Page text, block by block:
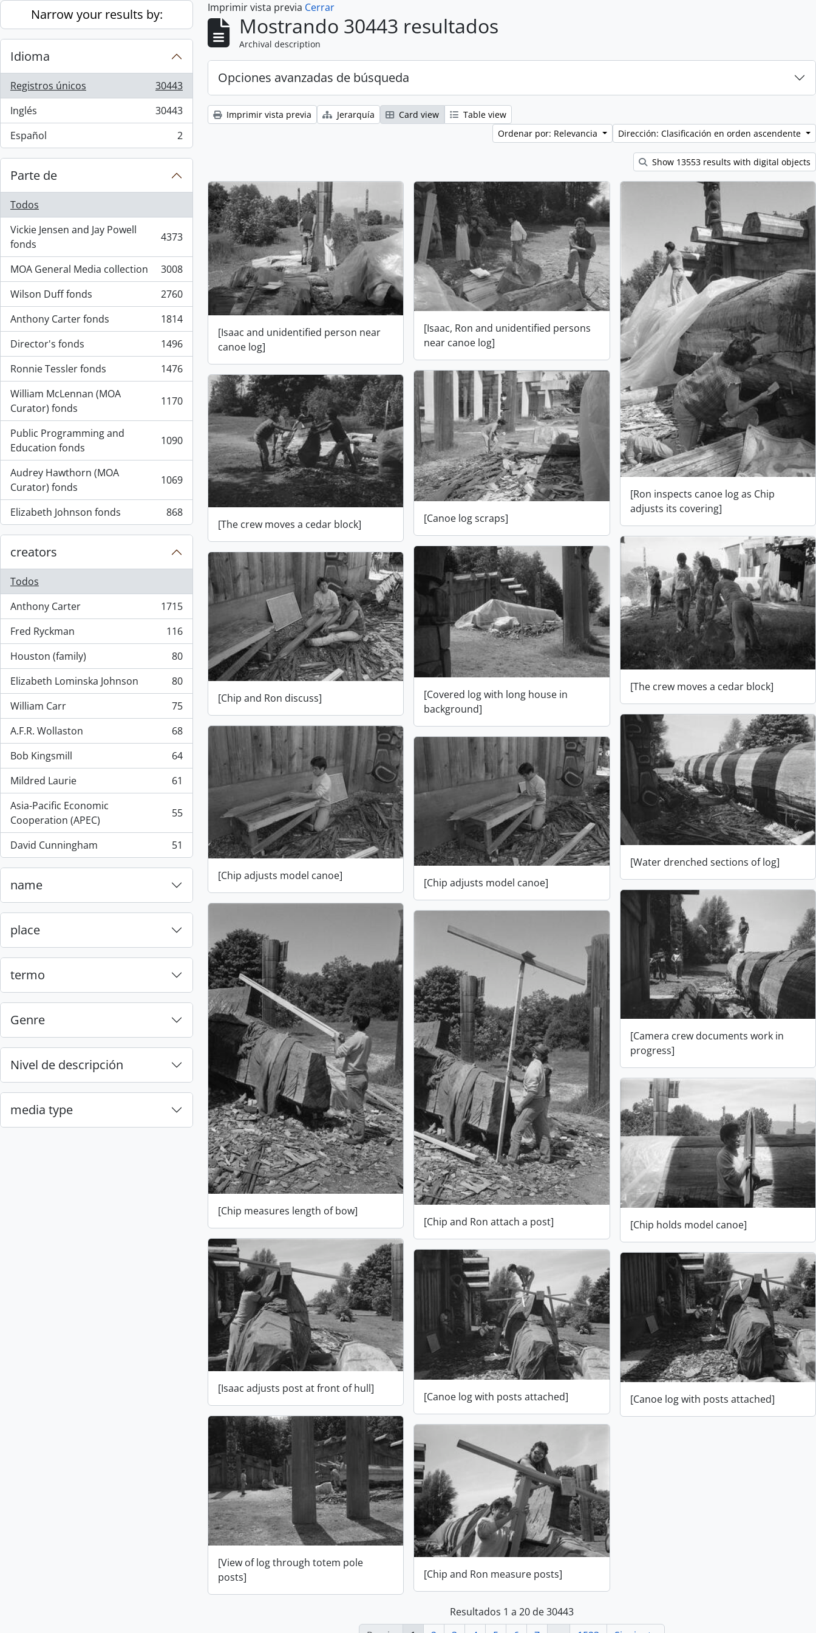
Skip to main content
Narrow your results by:
Idioma
Registros únicos
, 30443 resultados
30443
Inglés
, 30443 resultados
30443
Español
, 2 resultados 2
Parte de
Todos
Vickie Jensen and Jay Powell
fonds
, 4373 resultados 4373
MOA General Media collection
, 3008 resultados
3008
Wilson Duff fonds
, 2760 resultados
2760
Anthony Carter fonds
, 1814 resultados
1814
Director's fonds
, 1496 resultados
1496
Ronnie Tessler fonds
, 1476 resultados
1476
William McLennan (MOA
Curator) fonds
, 1170 resultados 1170
Public Programming and
Education fonds
, 1090 resultados 1090
Audrey Hawthorn (MOA
Curator) fonds
, 1069 resultados 1069
Elizabeth Johnson fonds
, 868 resultados 868
creators
Todos
Anthony Carter
, 1715 resultados
1715
Fred Ryckman
, 116 resultados
116
Houston (family)
, 80 resultados
80
Elizabeth Lominska Johnson
, 80 resultados
80
William Carr
, 75 resultados
75
A.F.R. Wollaston
, 68 resultados
68
Bob Kingsmill
, 64 resultados
64
Mildred Laurie
, 61 resultados
61
Asia-Pacific Economic
Cooperation (APEC)
, 55 resultados 55
David Cunningham
, 51 resultados 51
name
place
termo
Genre
Nivel de descripción
media type
Imprimir vista previa Cerrar
Mostrando 30443 resultados
Archival description
Opciones avanzadas de búsqueda
Imprimir vista previa Jerarquía Card view
Table view
Ordenar por: Relevancia
Dirección: Clasificación en orden ascendente
Show 13553 results with digital objects
[Isaac and unidentified person near
canoe log]
[Isaac, Ron and unidentified persons
near canoe log]
[Ron inspects canoe log as Chip
adjusts its covering]
[Canoe log scraps]
[The crew moves a cedar block]
[The crew moves a cedar block]
[Covered log with long house in
background]
[Chip and Ron discuss]
[Water drenched sections of log]
[Chip adjusts model canoe]
[Chip adjusts model canoe]
[Camera crew documents work in
progress]
[Chip measures length of bow]
[Chip and Ron attach a post]
[Chip holds model canoe]
[Isaac adjusts post at front of hull]
[Canoe log with posts attached] [Canoe log with posts attached]
[View of log through totem pole
posts]
[Chip and Ron measure posts]
Resultados 1 a 20 de 30443